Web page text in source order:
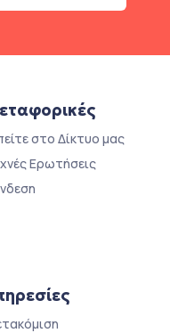
στο Δίκτυο μας
Ερωτήσεις